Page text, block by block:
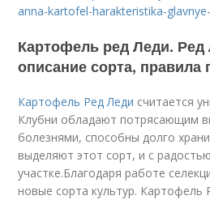
anna-kartofel-harakteristika-
Картофель ред Леди.
описание сорта, правила
Картофель Ред Леди считается
Клубни обладают потрясающим
болезнями, способны долго
выделяют этот сорт, и с
участке.Благодаря работе
новые сорта культур. Картофель